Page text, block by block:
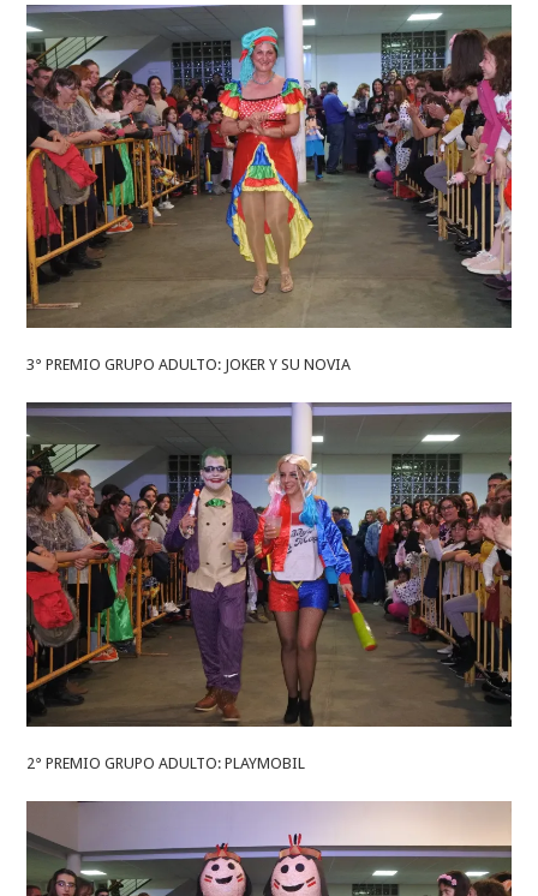
3° PREMIO GRUPO ADULTO: JOKER Y SU NOVIA
2° PREMIO GRUPO ADULTO: PLAYMOBIL